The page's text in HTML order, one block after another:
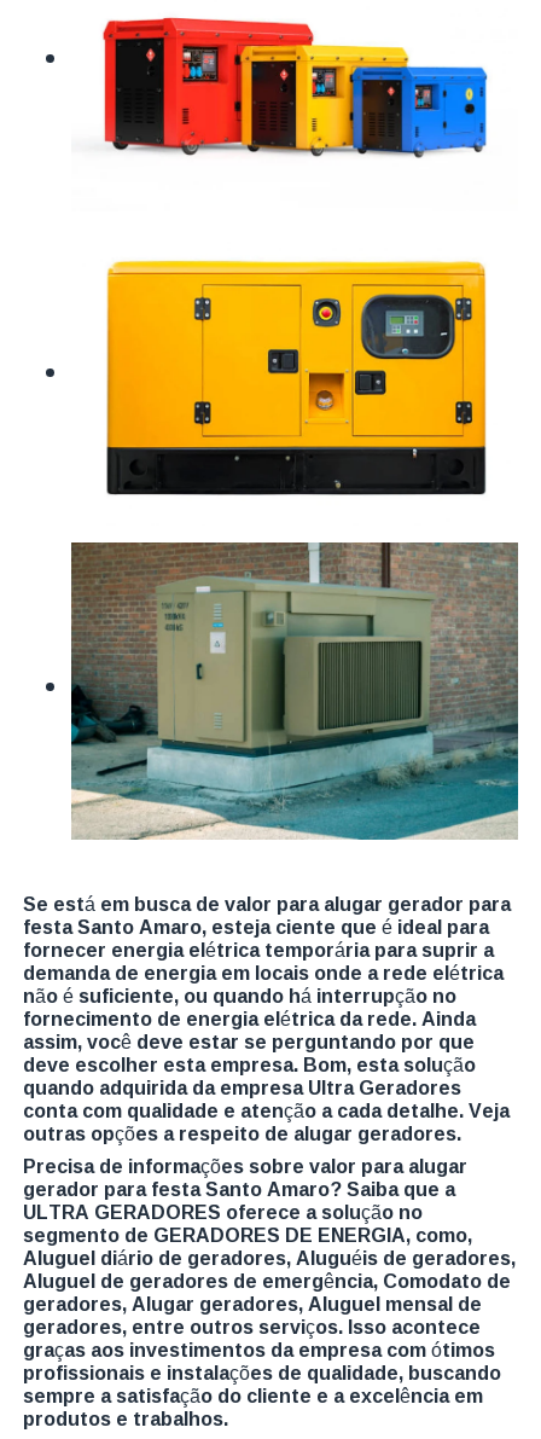
Se está em busca de valor para alugar gerador para
festa Santo Amaro, esteja ciente que é ideal para
fornecer energia elétrica temporária para suprir a
demanda de energia em locais onde a rede elétrica
não é suficiente, ou quando há interrupção no
fornecimento de energia elétrica da rede. Ainda
assim, você deve estar se perguntando por que
deve escolher esta empresa. Bom, esta solução
quando adquirida da empresa Ultra Geradores
conta com qualidade e atenção a cada detalhe. Veja
outras opções a respeito de alugar geradores.
Precisa de informações sobre valor para alugar
gerador para festa Santo Amaro? Saiba que a
ULTRA GERADORES oferece a solução no
segmento de GERADORES DE ENERGIA, como,
Aluguel diário de geradores, Aluguéis de geradores,
Aluguel de geradores de emergência, Comodato de
geradores, Alugar geradores, Aluguel mensal de
geradores, entre outros serviços. Isso acontece
graças aos investimentos da empresa com ótimos
profissionais e instalações de qualidade, buscando
sempre a satisfação do cliente e a excelência em
produtos e trabalhos.